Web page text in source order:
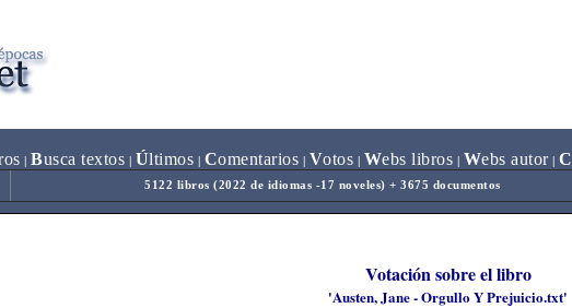
Busca textos Últimos Comentarios Votos Webs libros Webs autor| C
5122 libros (2022 de idiomas -17 noveles) + 3675 documentos
Votación sobre el libro
'Austen, Jane - Orgullo Y Prejuicio.txt'